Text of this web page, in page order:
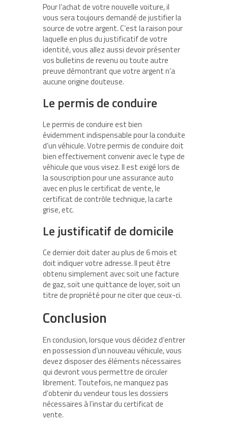
Pour l’achat de votre nouvelle voiture, il
vous sera toujours demandé de justifier la
source de votre argent. C’est la raison pour
laquelle en plus du justificatif de votre
identité, vous allez aussi devoir présenter
vos bulletins de revenu ou toute autre
preuve démontrant que votre argent n’a
aucune origine douteuse.
Le permis de conduire
Le permis de conduire est bien
évidemment indispensable pour la conduite
d’un véhicule. Votre permis de conduire doit
bien effectivement convenir avec le type de
véhicule que vous visez. Il est exigé lors de
la souscription pour une assurance auto
avec en plus le certificat de vente, le
certificat de contrôle technique, la carte
grise, etc.
Le justificatif de domicile
Ce dernier doit dater au plus de 6 mois et
doit indiquer votre adresse. Il peut être
obtenu simplement avec soit une facture
de gaz, soit une quittance de loyer, soit un
titre de propriété pour ne citer que ceux-ci.
Conclusion
En conclusion, lorsque vous décidez d’entrer
en possession d’un nouveau véhicule, vous
devez disposer des éléments nécessaires
qui devront vous permettre de circuler
librement. Toutefois, ne manquez pas
d’obtenir du vendeur tous les dossiers
nécessaires à l’instar du certificat de
vente.